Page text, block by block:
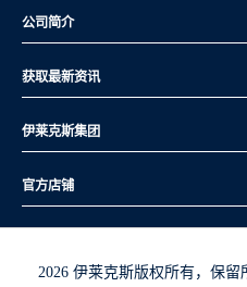
公司简介
获取最新资讯
伊莱克斯集团
官方店铺
2026 伊莱克斯版权所有，保留